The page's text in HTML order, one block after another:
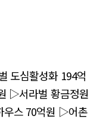
도심활성화 194억
▷서라벌 황금정원
우스 70억원 ▷어촌